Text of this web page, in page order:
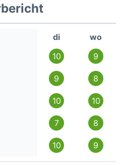
di
wo
10 9
9 8
10 10
7 8
10 9